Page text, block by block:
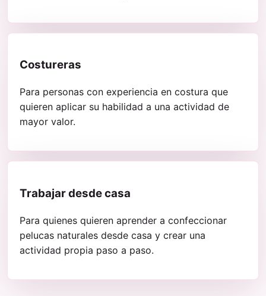
Costureras
Para personas con experiencia en costura que
quieren aplicar su habilidad a una actividad de
mayor valor.
Trabajar desde casa
Para quienes quieren aprender a confeccionar
pelucas naturales desde casa y crear una
actividad propia paso a paso.